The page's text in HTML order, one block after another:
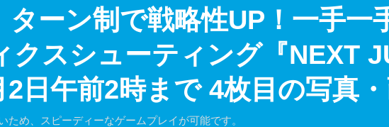
ターン制で戦略性UP！一手一
クスシューティング『NEXT
日午前2時まで 4枚目の写真
ため、スピーディーなゲームプレイが可能です。